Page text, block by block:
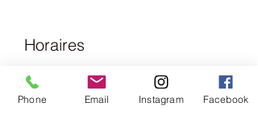
Horaires
d'ouverture
s:
Phone Email Instagram Facebook